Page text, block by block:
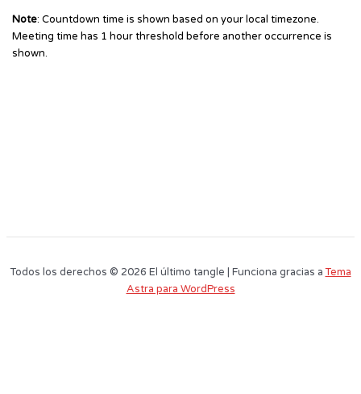
Note: Countdown time is shown based on your local timezone.
Meeting time has 1 hour threshold before another occurrence is
shown.
Todos los derechos © 2026 El último tangle | Funciona gracias aTema
Astra para WordPress